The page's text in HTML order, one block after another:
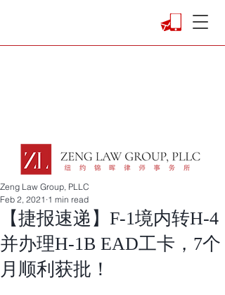
【捷报速递】F-1境内转H-4
并办理H-1B EAD工卡，7个
月顺利获批！
Zeng Law Group, PLLC
Feb 2, 2021 1 min read